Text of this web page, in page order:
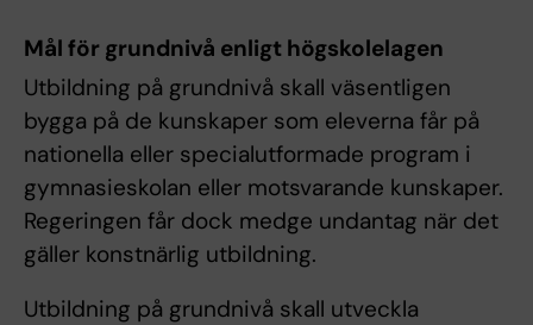
Mål för grundnivå enligt högskolelagen
Utbildning på grundnivå skall väsentligen
bygga på de kunskaper som eleverna får på
nationella eller specialutformade program i
gymnasieskolan eller motsvarande kunskaper.
Regeringen får dock medge undantag när det
gäller konstnärlig utbildning.
Utbildning på grundnivå skall utveckla